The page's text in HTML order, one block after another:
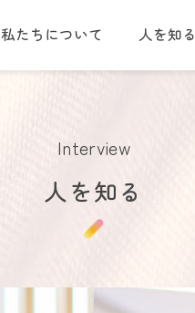
私たちについて 人を知る
Interview
人を知る